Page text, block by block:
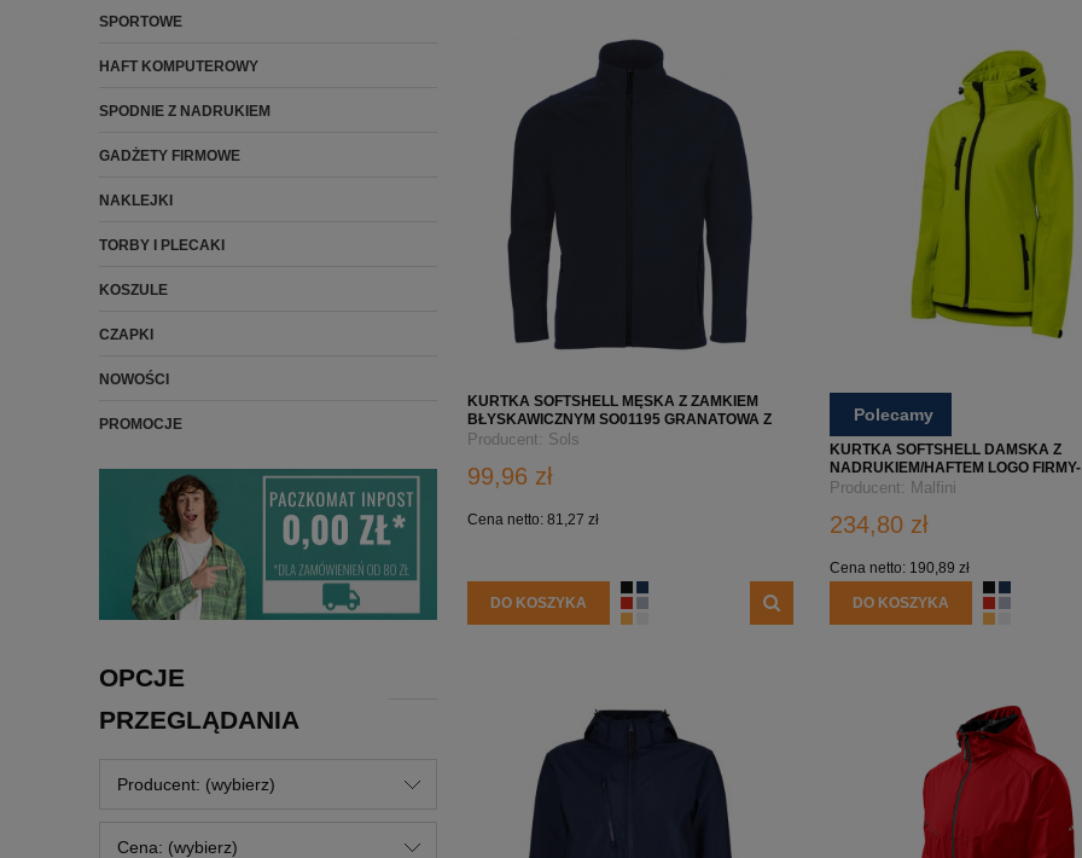
SPORTOWE
HAFT KOMPUTEROWY
SPODNIE Z NADRUKIEM
GADŻETY FIRMOWE
NAKLEJKI
TORBY I PLECAKI
KOSZULE
CZAPKI
NOWOŚCI
PROMOCJE
OPCJE
PRZEGLĄDANIA
Producent: (wybierz)
Cena: (wybierz)
KURTKA SOFTSHELL MĘSKA Z ZAMKIEM
BŁYSKAWICZNYM SO01195 GRANATOWA Z
WŁASNYM NADRUKIEM
Producent: Sols
99,96 zł
Cena netto: 81,27 zł
DO KOSZYKA
Polecamy
KURTKA SOFTSHELL DAMSKA Z
NADRUKIEM/HAFTEM LOGO FIRMY-
PERFORMANCE 521 - LIMONKOWA
Producent: Malfini
234,80 zł
Cena netto: 190,89 zł
DO KOSZYKA